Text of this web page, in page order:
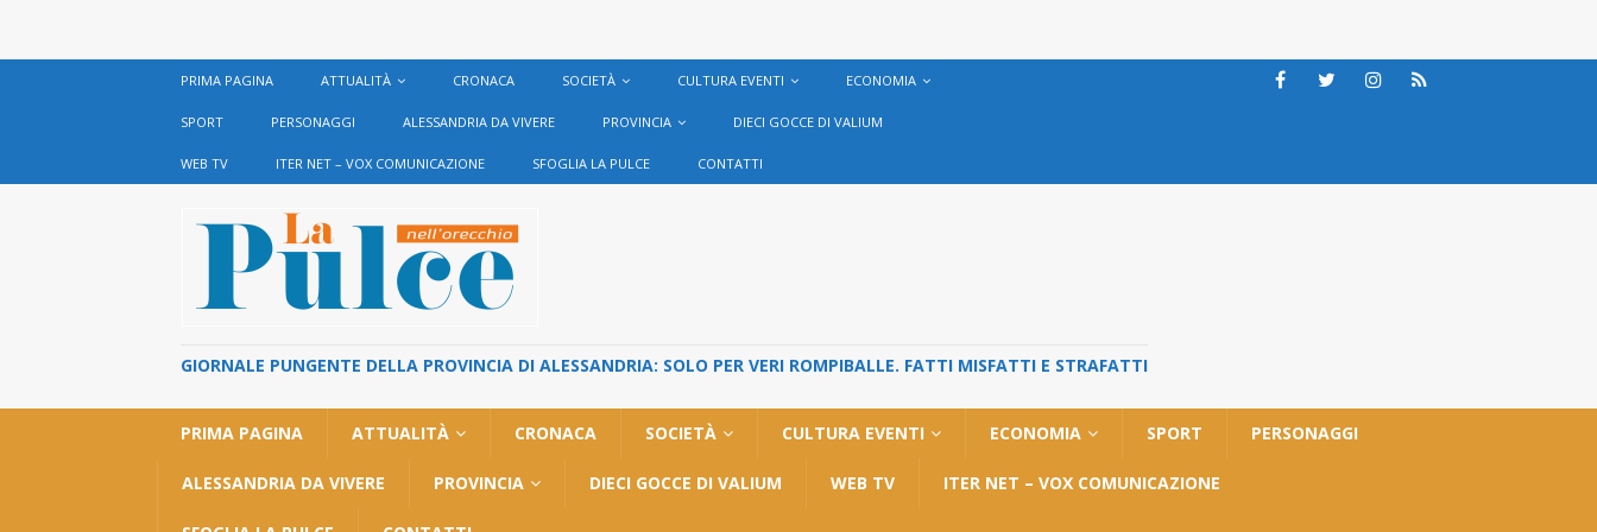
PRIMA PAGINA ATTUALITÀ CRONACA SOCIETÀ CULTURA EVENTI ECONOMIA
SPORT PERSONAGGI ALESSANDRIA DA VIVERE PROVINCIA DIECI GOCCE DI VALIUM
WEB TV ITER NET – VOX COMUNICAZIONE SFOGLIA LA PULCE CONTATTI
GIORNALE PUNGENTE DELLA PROVINCIA DI ALESSANDRIA: SOLO PER VERI ROMPIBALLE. FATTI MISFATTI E STRAFATTI
PRIMA PAGINA ATTUALITÀ CRONACA SOCIETÀ CULTURA EVENTI ECONOMIA SPORT PERSONAGGI
ALESSANDRIA DA VIVERE PROVINCIA DIECI GOCCE DI VALIUM WEB TV ITER NET – VOX COMUNICAZIONE